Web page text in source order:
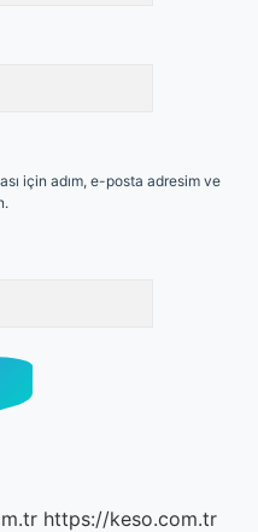
için adım, e-posta adresim ve
https://keso.com.tr